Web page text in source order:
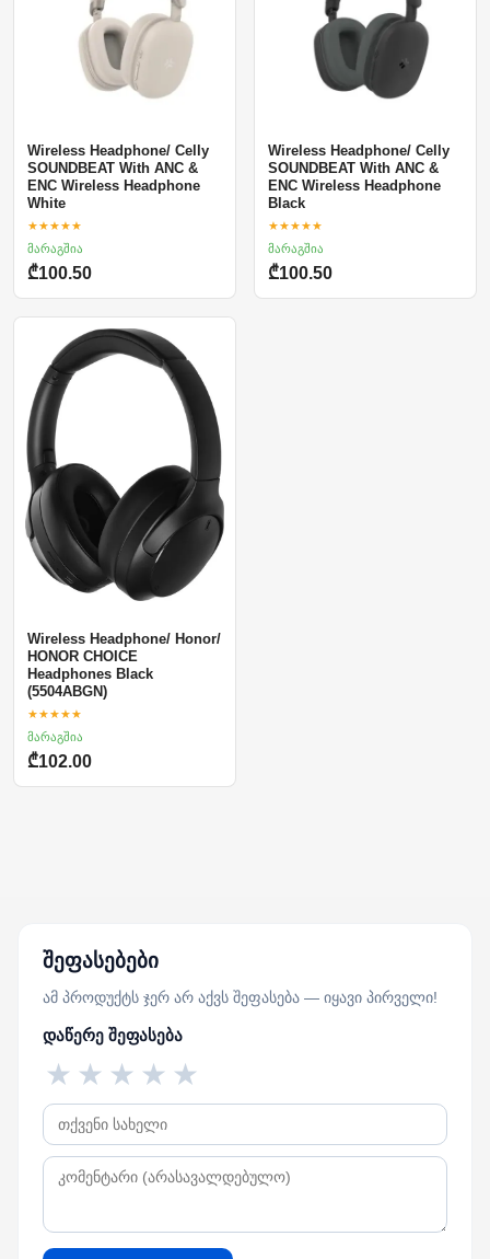
Wireless Headphone/ Celly
SOUNDBEAT With ANC &
ENC Wireless Headphone
White
★★★★★
მარაგშია
₾100.50
Wireless Headphone/ Celly
SOUNDBEAT With ANC &
ENC Wireless Headphone
Black
★★★★★
მარაგშია
₾100.50
Wireless Headphone/ Honor/
HONOR CHOICE
Headphones Black
(5504ABGN)
★★★★★
მარაგშია
₾102.00
შეფასებები
ამ პროდუქტს ჯერ არ აქვს შეფასება — იყავი პირველი!
დაწერე შეფასება
★
★
★
★
★